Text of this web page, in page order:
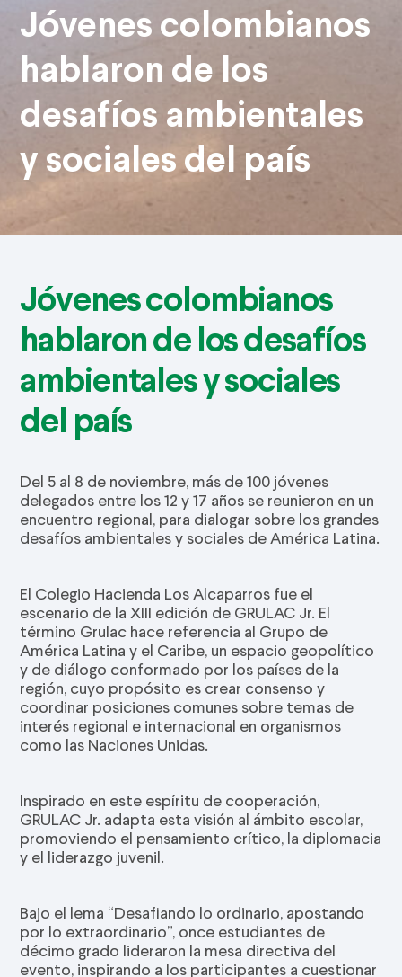
Jóvenes colombianos
hablaron de los
desafíos ambientales
y sociales del país
Jóvenes colombianos
hablaron de los desafíos
ambientales y sociales
del país
Del 5 al 8 de noviembre, más de 100 jóvenes
delegados entre los 12 y 17 años se reunieron en un
encuentro regional, para dialogar sobre los grandes
desafíos ambientales y sociales de América Latina.
El Colegio Hacienda Los Alcaparros fue el
escenario de la XIII edición de GRULAC Jr. El
término Grulac hace referencia al Grupo de
América Latina y el Caribe, un espacio geopolítico
y de diálogo conformado por los países de la
región, cuyo propósito es crear consenso y
coordinar posiciones comunes sobre temas de
interés regional e internacional en organismos
como las Naciones Unidas.
Inspirado en este espíritu de cooperación,
GRULAC Jr. adapta esta visión al ámbito escolar,
promoviendo el pensamiento crítico, la diplomacia
y el liderazgo juvenil.
Bajo el lema “Desafiando lo ordinario, apostando
por lo extraordinario”, once estudiantes de
décimo grado lideraron la mesa directiva del
evento, inspirando a los participantes a cuestionar